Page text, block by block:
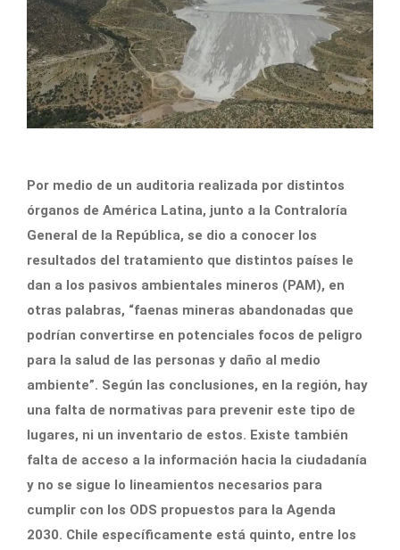
Por medio de un auditoria realizada por distintos
órganos de América Latina, junto a la Contraloría
General de la República, se dio a conocer los
resultados del tratamiento que distintos países le
dan a los pasivos ambientales mineros (PAM), en
otras palabras, “faenas mineras abandonadas que
podrían convertirse en potenciales focos de peligro
para la salud de las personas y daño al medio
ambiente”. Según las conclusiones, en la región, hay
una falta de normativas para prevenir este tipo de
lugares, ni un inventario de estos. Existe también
falta de acceso a la información hacia la ciudadanía
y no se sigue lo lineamientos necesarios para
cumplir con los ODS propuestos para la Agenda
2030. Chile específicamente está quinto, entre los